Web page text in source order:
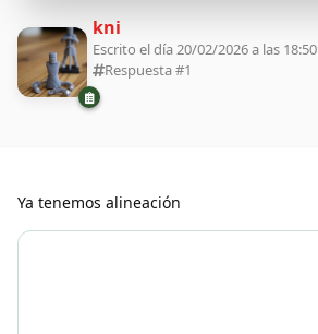
kni
Escrito el día 20/02/2026 a las 18:50
Respuesta #1
Ya tenemos alineación